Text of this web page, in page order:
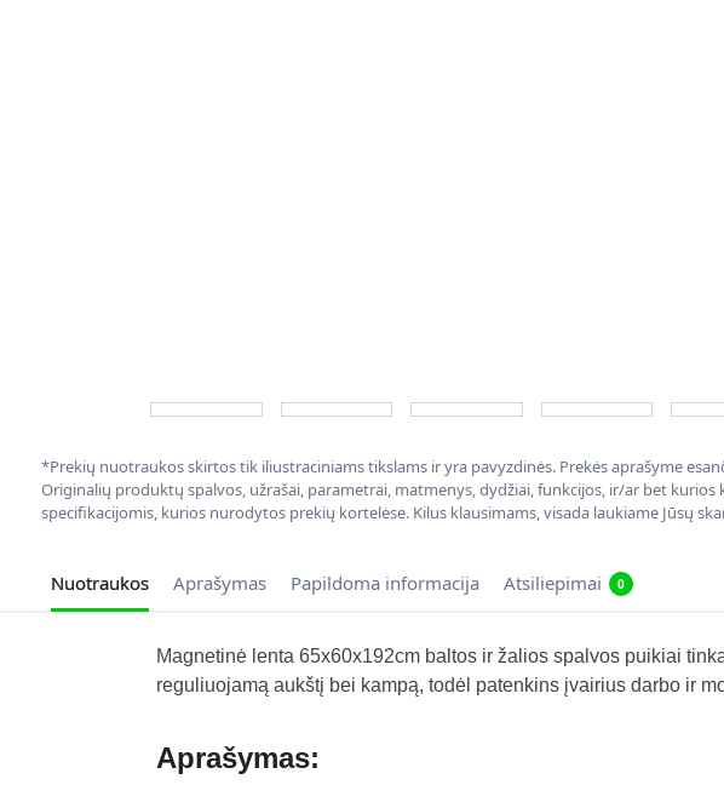
*Prekių nuotraukos skirtos tik iliustraciniams tikslams ir yra pavyzdinės. Prekės aprašyme
Originalių produktų spalvos, užrašai, parametrai, matmenys, dydžiai, funkcijos, ir/ar bet
specifikacijomis, kurios nurodytos prekių kortelėse. Kilus klausimams, visada laukiame Jūsų
Nuotraukos Aprašymas Papildoma informacija Atsiliepimai 0
Magnetinė lenta 65x60x192cm baltos ir žalios spalvos puikiai
reguliuojamą aukštį bei kampą, todėl patenkins įvairius darbo ir
Aprašymas: